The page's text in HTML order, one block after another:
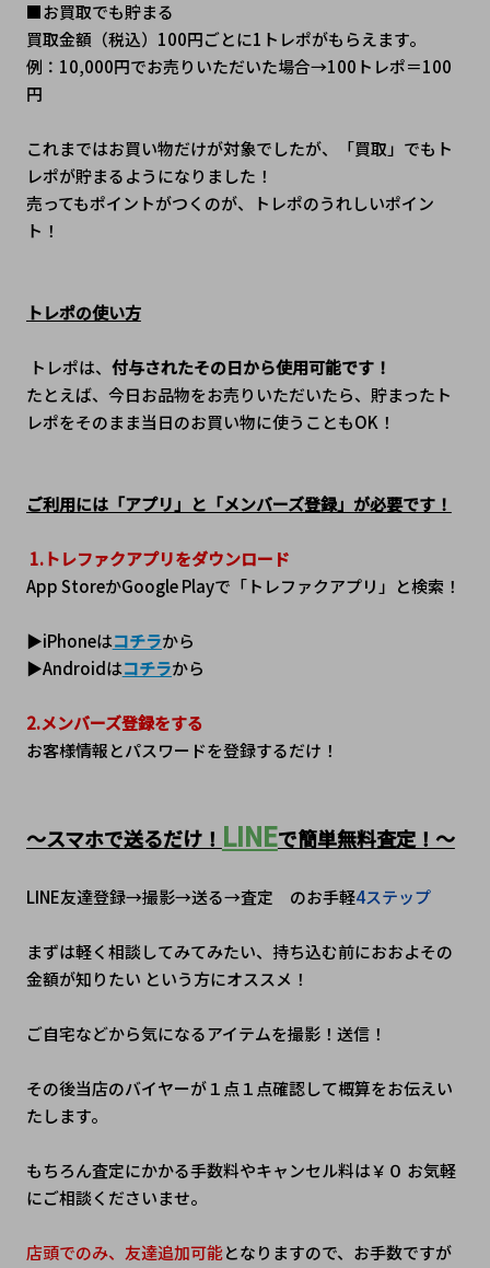
■お買取でも貯まる
買取金額（税込）100円ごとに1トレポがもらえます。
例：10,000円でお売りいただいた場合→100トレポ＝100
円
これまではお買い物だけが対象でしたが、「買取」でもト
レポが貯まるようになりました！
売ってもポイントがつくのが、トレポのうれしいポイン
ト！
トレポの使い方
トレポは、 付与されたその日から使用可能です！
たとえば、今日お品物をお売りいただいたら、貯まったト
レポをそのまま当日のお買い物に使うこともOK！
ご利用には「アプリ」と「メンバーズ登録」が必要です！
1.トレファクアプリをダウンロード
App StoreかGoogle Playで「トレファクアプリ」と検索！
▶iPhoneはコチラから
▶Androidはコチラから
2.メンバーズ登録をする
お客様情報とパスワードを登録するだけ！
～スマホで送るだけ！ LINEで簡単無料査定！～
LINE友達登録→撮影→送る→査定　のお手軽4ステップ
まずは軽く相談してみてみたい、持ち込む前におおよその
金額が知りたい という方にオススメ！
ご自宅などから気になるアイテムを撮影！送信！
その後当店のバイヤーが１点１点確認して概算をお伝えい
たします。
もちろん査定にかかる手数料やキャンセル料は￥０ お気軽
にご相談くださいませ。
店頭でのみ、友達追加可能となりますので、お手数ですが